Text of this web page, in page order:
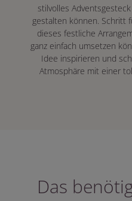
stilvolles
gestalten können. Schritt
dieses festliche
ganz einfach umsetzen
Idee inspirieren und
Atmosphäre mit einer
Das